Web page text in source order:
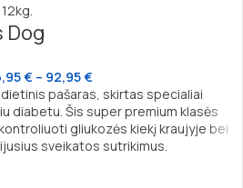
Dog
€ – 92,95€
pašaras, skirtas specialiai
diabetu. Šis super premium klasės
gliukozės kiekį kraujyje bei
sveikatos sutrikimus.